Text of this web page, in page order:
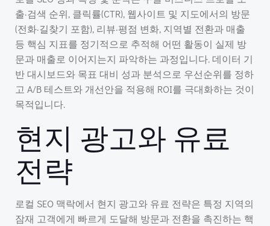
출·검색 순위, 클릭률(CTR), 웹사이트 및 지도에서의 방문
(전화·길찾기 포함), 리뷰·평점 변화, 지역별 전환과 매출
등 핵심 지표를 정기적으로 추적해 어떤 활동이 실제 방
문과 매출로 이어지는지 파악하는 과정입니다. 데이터 기
반 대시보드와 목표 대비 성과 분석으로 우선순위를 정하
고 A/B 테스트와 개선안을 적용해 ROI를 극대화하는 것이
목적입니다.
현지 광고와 유료
전략
로컬 SEO 맥락에서 현지 광고와 유료 전략은 특정 지역의
잠재 고객에게 빠르게 도달해 방문과 전환을 촉진하는 핵